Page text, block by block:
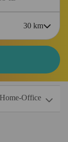
30 km
Home-Office